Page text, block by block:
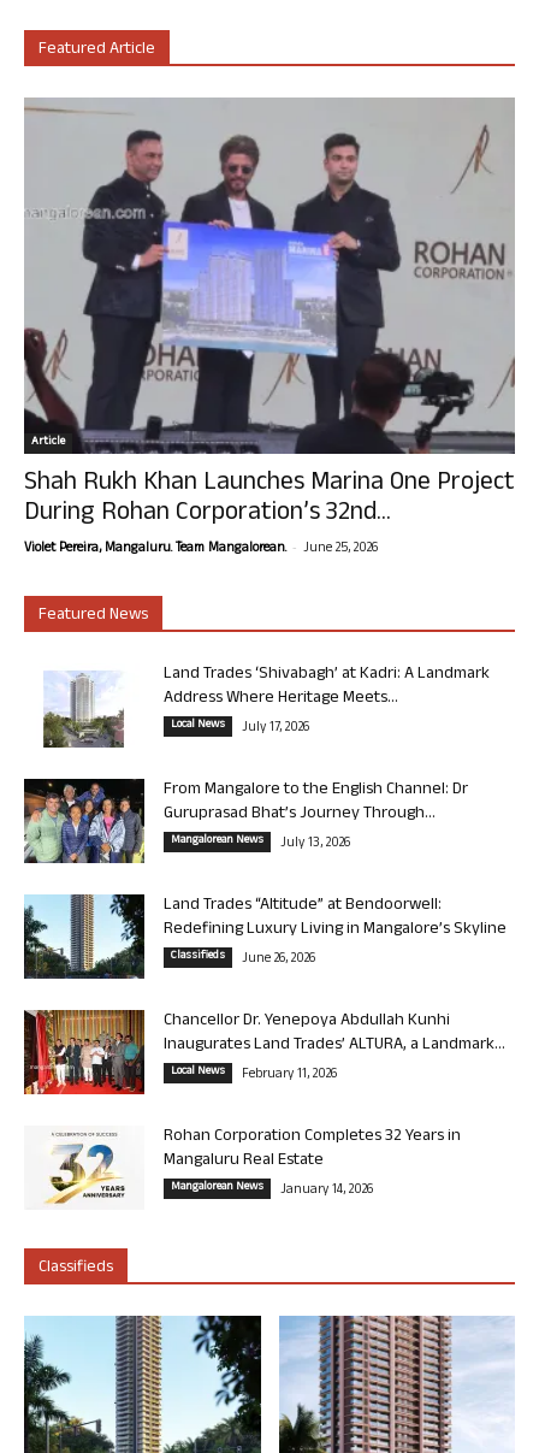
Featured Article
Article
Shah Rukh Khan Launches Marina One Project
During Rohan Corporation’s 32nd...
Violet Pereira, Mangaluru. Team Mangalorean. - June 25, 2026
Featured News
Land Trades ‘Shivabagh’ at Kadri: A Landmark
Address Where Heritage Meets...
Local News July 17, 2026
From Mangalore to the English Channel: Dr
Guruprasad Bhat’s Journey Through...
Mangalorean News July 13, 2026
Land Trades “Altitude” at Bendoorwell:
Redefining Luxury Living in Mangalore’s Skyline
Classifieds June 26, 2026
Chancellor Dr. Yenepoya Abdullah Kunhi
Inaugurates Land Trades’ ALTURA, a Landmark...
Local News February 11, 2026
Rohan Corporation Completes 32 Years in
Mangaluru Real Estate
Mangalorean News January 14, 2026
Classifieds